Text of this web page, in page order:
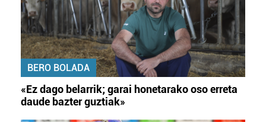
BERO BOLADA
«Ez dago belarrik; garai honetarako oso erreta
daude bazter guztiak»